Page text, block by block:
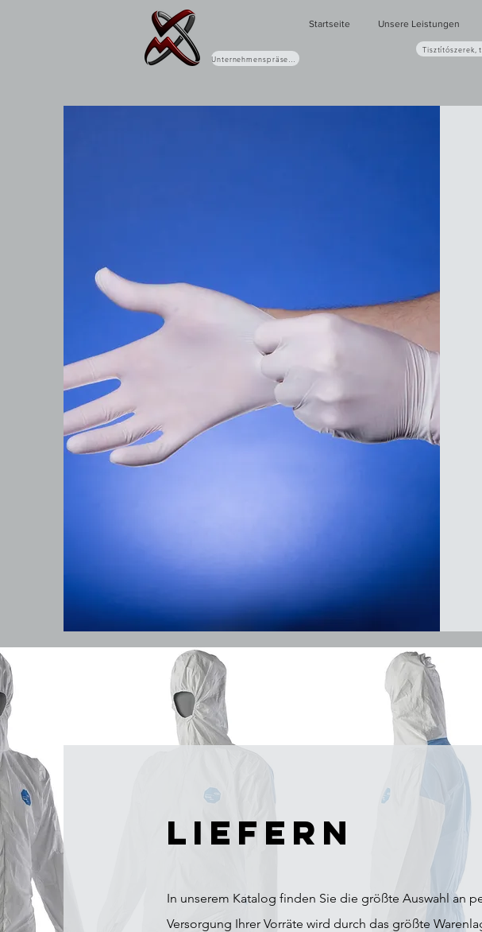
Startseite Unsere Leistungen
Tisztítószerek,
Liefern
In unserem Katalog finden Sie die größte Auswahl an
Versorgung Ihrer Vorräte wird durch das größte